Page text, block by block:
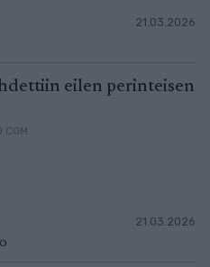
21.03.2026
eilen perinteisen
21.03.2026